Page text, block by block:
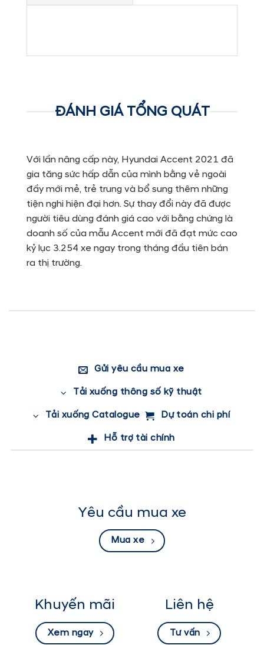
ĐÁNH GIÁ TỔNG QUÁT
Với lần nâng cấp này, Hyundai Accent 2021 đã
gia tăng sức hấp dẫn của mình bằng vẻ ngoài
đầy mới mẻ, trẻ trung và bổ sung thêm những
tiện nghi hiện đại hơn. Sự thay đổi này đã được
người tiêu dùng đánh giá cao với bằng chứng là
doanh số của mẫu Accent mới đã đạt mức cao
kỷ lục 3.254 xe ngay trong tháng đầu tiên bán
ra thị trường.
Gửi yêu cầu mua xe
Tải xuống thông số kỹ thuật
Tải xuống Catalogue Dự toán chi phí
Hỗ trợ tài chính
Yêu cầu mua xe
Mua xe
Khuyến mãi
Xem ngay
Liên hệ
Tư vấn